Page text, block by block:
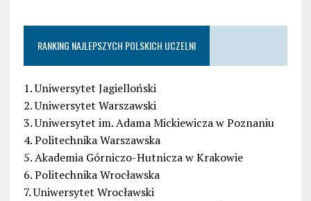
RANKING NAJLEPSZYCH POLSKICH UCZELNI
1. Uniwersytet Jagielloński
2. Uniwersytet Warszawski
3. Uniwersytet im. Adama Mickiewicza w Poznaniu
4. Politechnika Warszawska
5. Akademia Górniczo-Hutnicza w Krakowie
6. Politechnika Wrocławska
7. Uniwersytet Wrocławski